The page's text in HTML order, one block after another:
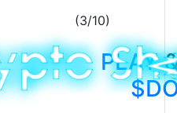
(3/10)
PLAY